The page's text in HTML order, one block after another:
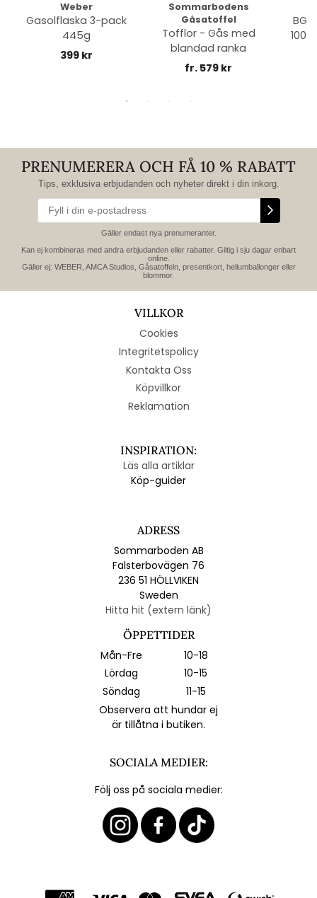
Weber
Gasolflaska 3-pack
445g
399 kr
Sommarbodens
Gåsatoffel
Tofflor - Gås med
blandad ranka
fr. 579 kr
PRENUMERERA OCH FÅ 10 % RABATT
Tips, exklusiva erbjudanden och nyheter direkt i din inkorg.
Gäller endast nya prenumeranter.
Kan ej kombineras med andra erbjudanden eller rabatter. Giltig i sju dagar enbart
online.
Gäller ej: WEBER, AMCA Studios, Gåsatoffeln, presentkort, heliumballonger eller
blommor.
VILLKOR
Cookies
Integritetspolicy
Kontakta Oss
Köpvillkor
Reklamation
INSPIRATION:
Läs alla artiklar
Köp-guider
ADRESS
Sommarboden AB
Falsterbovägen 76
236 51 HÖLLVIKEN
Sweden
Hitta hit (extern länk)
ÖPPETTIDER
Mån-Fre
10-18
Lördag
10-15
Söndag
11-15
Observera att hundar ej
är tillåtna i butiken.
SOCIALA MEDIER:
Följ oss på sociala medier: